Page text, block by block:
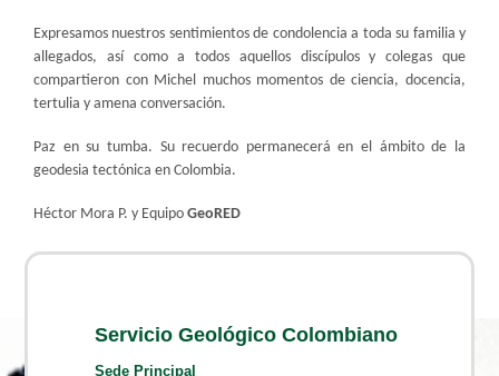
Expresamos nuestros sentimientos de condolencia a toda su familia y
allegados, así como a todos aquellos discípulos y colegas que
compartieron con Michel muchos momentos de ciencia, docencia,
tertulia y amena conversación.
Paz en su tumba. Su recuerdo permanecerá en el ámbito de la
geodesia tectónica en Colombia.
Héctor Mora P. y Equipo GeoRED
Servicio Geológico Colombiano
Sede Principal